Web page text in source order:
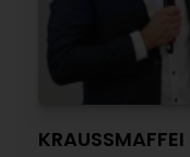
KRAUSSMAFFEI